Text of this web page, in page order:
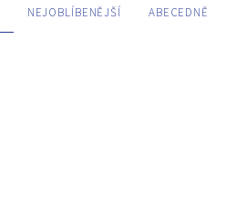
NEJOBLÍBENĚJŠÍ ABECEDNĚ